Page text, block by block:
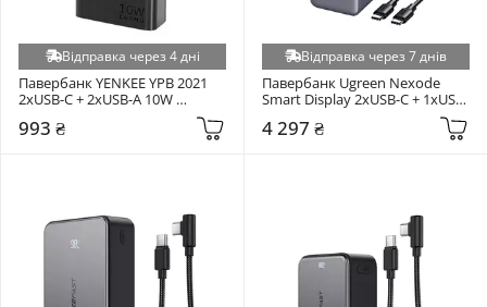
Відправка через 4 дні
Павербанк YENKEE YPB 2021
2xUSB-C + 2xUSB-A 10W
993 ₴
Відправка через 7 днів
Павербанк Ugreen Nexode
Smart Display 2xUSB-C + 1xUSB-
A 200W 25000mAh Space Gray
(35525)
4 297 ₴